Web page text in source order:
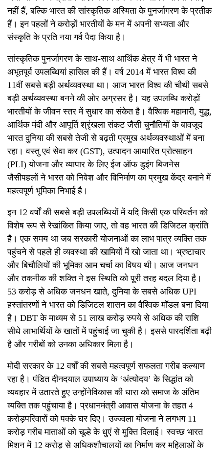
नहीं हैं,बल्कि भारत की सांस्कृतिक अस्मिता के पुनर्जागरण के प्रतीक
हैं। इन पहलों ने करोड़ों भारतीयों के मन में अपनी सभ्यता और
संस्कृति के प्रति नया गर्व पैदा किया है।
सांस्कृतिक पुनर्जागरण के साथ-साथ आर्थिक क्षेत्र में भी भारत ने
अभूतपूर्व उपलब्धियां हासिल की हैं। वर्ष 2014में भारत विश्व की
11वीं सबसे बड़ी अर्थव्यवस्था था। आज भारत विश्व की चौथी सबसे
बड़ी अर्थव्यवस्था बनने की ओर अग्रसर है।यह उपलब्धि करोड़ों
भारतीयों के जीवन स्तर में सुधार का संकेत है। वैश्विक महामारी,युद्ध,
आर्थिक मंदी और आपूर्ति श्रृंखला संकट जैसी चुनौतियों के बावजूद
भारत दुनिया की सबसे तेजी से बढ़ती प्रमुख अर्थव्यवस्थाओं में बना
रहा। वस्तु एवं सेवा कर (GST),उत्पादन आधारित प्रोत्साहन
(PLI)योजना और व्यापारके लिए ईज ऑफ डुइंग बिजनेस
जैसपहलोंने भारत को निवेश और विनिर्माण का प्रमुख केंद्र बनाने में
महत्वपूर्ण भूमिका निभाई है।
इन 12वर्षों की सबसे बड़ी उपलब्धियों में यदि किसी एक परिवर्तन को
विशेष रूप से रेखांकित किया जाए,तो वह भारत की डिजिटल क्रांति
है। एक समय था जब सरकारी योजनाओं का लाभ पात्र व्यक्ति तक
पहुंचने से पहले ही व्यवस्था की खामियों में खो जाता था। भ्रष्टाचार
और बिचौलियों की भूमिका आम चर्चा का विषय थी। आज जनधन
औरतकनीक कीशक्ति ने इस स्थिति को पूरी तरह बदल दिया है।
53करोड़ से अधिक जनधन खाते,दुनिया कसबसे अधिक UPI
हस्तांतरणोंने भारत को डिजिटल शासन का वैश्विक मॉडल बना दिया
है। DBTके माध्यम से 51लाख करोड़ रुपये से अधिक की राशि
सीधे लाभार्थियों के खातों में पहुंचाई जा चुकी है। इससे पारदर्शिता बढ़ी
है औरगरीबों को उनका अधिकारमिलाहै।
मोदी सरकार के 12वर्षों की सबसे महत्वपूर्णसफलतागरीब कल्याण
रहाहै। पंडित दीनदयाल उपाध्याय के ‘अंत्योदय’ के सिद्धांत को
व्यवहार में उतारते हुएउन्होंनेविकास की धारा को समाज के अंतिम
व्यक्ति तक पहुंचाया है। प्रधानमंत्री आवास योजना के तहत4
करोड़परिवारों को पक्के घरदिए । उज्ज्वला योजना नेलगभग 11
करोड़गरीब माताओं कोचूल्हे के धुएं से मुक्ति दिलाई। स्वच्छ भारत
मिशनमें 12करोड़ से अधिकशौचालयों का निर्माण कर महिलाओं के